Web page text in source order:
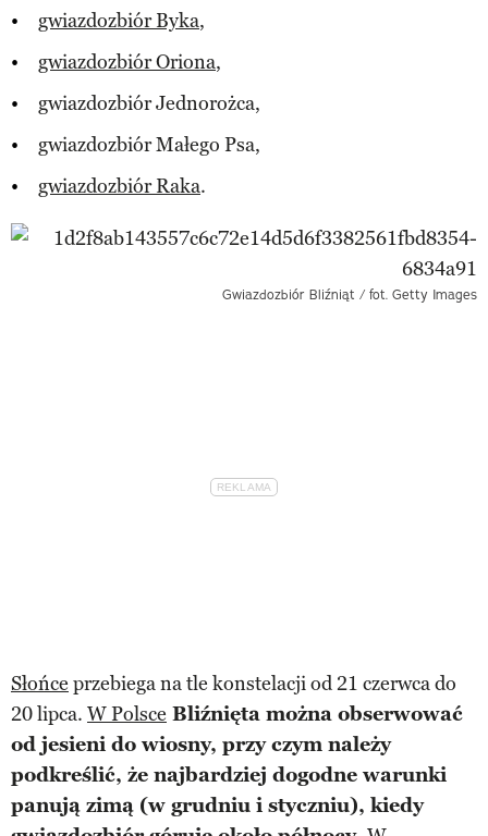
gwiazdozbiór Byka,
gwiazdozbiór Oriona,
gwiazdozbiór Jednorożca,
gwiazdozbiór Małego Psa,
gwiazdozbiór Raka.
Gwiazdozbiór Bliźniąt / fot. Getty Images
Słońce przebiega na tle konstelacji od 21 czerwca do
20 lipca. W Polsce Bliźnięta można obserwować
od jesieni do wiosny, przy czym należy
podkreślić, że najbardziej dogodne warunki
panują zimą (w grudniu i styczniu), kiedy